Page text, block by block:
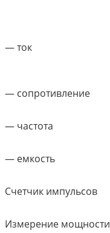
— ток
— сопротивление
— частота
— емкость
Счетчик импульсов
Измерение мощности